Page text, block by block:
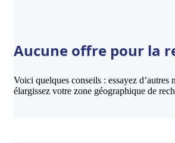
Aucune offre pour la
Voici quelques conseils : essayez
élargissez votre zone géographique de